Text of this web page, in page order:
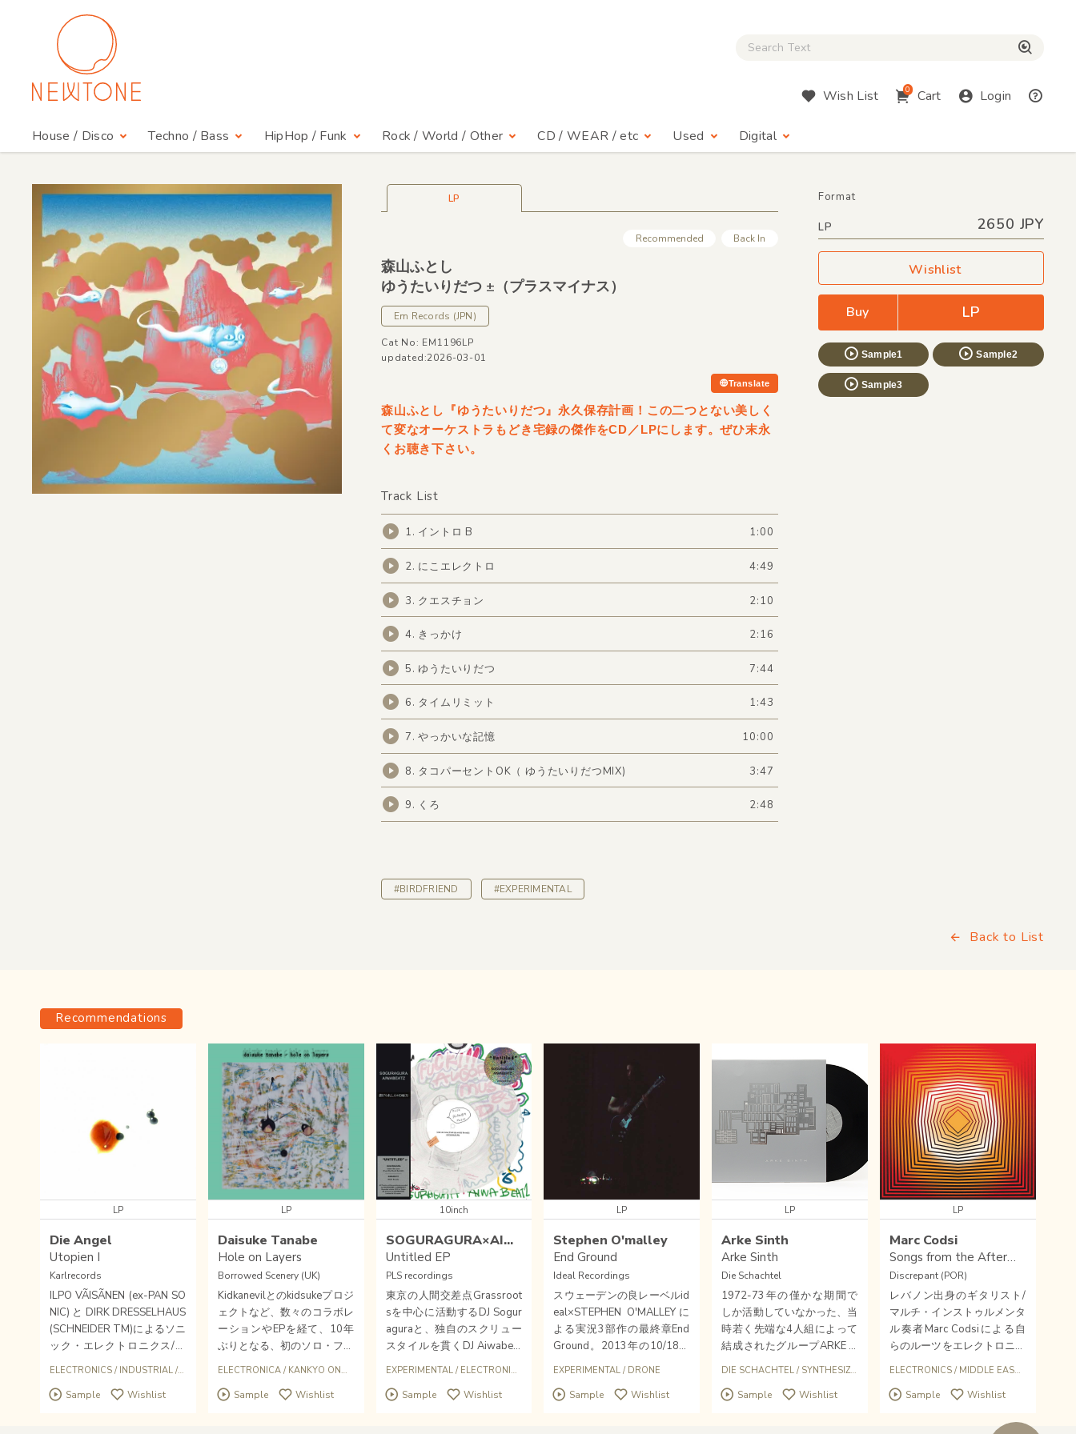
Close Search box
Wish List 0 Cart Login
House / Disco Techno / Bass HipHop / Funk Rock / World / Other CD / WEAR / etc Used Digital
LP
Recommended Back In
森山ふとし
ゆうたいりだつ ±（プラスマイナス）
Em Records (JPN)
Cat No: EM1196LP
updated:2026-03-01
Translate
Format
LP 2650 JPY
Wishlist
Buy LP
Sample1 Sample2
Sample3
森山ふとし『ゆうたいりだつ』永久保存計画！この二つとない美しく
て変なオーケストラもどき宅録の傑作をCD／LPにします。ぜひ末永
くお聴き下さい。
Track List
1. イントロ B 1:00
2. にこエレクトロ 4:49
3. クエスチョン 2:10
4. きっかけ 2:16
5. ゆうたいりだつ 7:44
6. タイムリミット 1:43
7. やっかいな記憶 10:00
8. タコパーセントOK（ ゆうたいりだつMIX) 3:47
9. くろ 2:48
#BIRDFRIEND #EXPERIMENTAL
Back to List
Recommendations
LP
Die Angel
Utopien I
Karlrecords
ILPO VÃISÃNEN (ex-PAN SO
NIC) と DIRK DRESSELHAUS
(SCHNEIDER TM)によるソニ
ック・エレクトロニクス/イ
ンダストリル・デュオdie AN
の新作アルバム「Utopien I」
ELECTRONICS / INDUSTRIAL / EXPERIMENTAL
Sample Wishlist
LP
Daisuke Tanabe
Hole on Layers
Borrowed Scenery (UK)
Kidkanevilとのkidsukeプロジ
ェクトなど、数々のコラボレ
ーションやEPを経て、10年
ぶりとなる、初のソロ・フル
アルバム「Hole on Layers」
されたアルバム「Impulse」
ELECTRONICA/ KANKYO ONGAKU EXPERIMENTAL/DOWNTEMPO
Sample Wishlist
10inch
SOGURAGURA×AIWABEATZ
Untitled EP
PLS recordings
東京の人間交差点Grassroot
sを中心に活動するDJ Sogur
aguraと、独自のスクリュー
スタイルを貫くDJ Aiwabeat
zによる、片面一曲ずつ収録
クリアヴァイナルで遂に登
EXPERIMENTAL/ ELECTRONIC MUSIC /DOWNTEMPO/DOMESTIC
Sample Wishlist
LP
Stephen O'malley
End Ground
Ideal Recordings
スウェーデンの良レーベルid
eal×STEPHEN O'MALLEYに
よる実況3部作の最終章End
Ground。2013年の10/18に
Centre Cultural Suisseで行わ
す。
EXPERIMENTAL / DRONE
Sample Wishlist
LP
Arke Sinth
Arke Sinth
Die Schachtel
1972-73年の僅かな期間で
しか活動していなかった、当
時若く先端な4人組によって
結成されたグループARKE SI
NTHの貴重な録音を〈ARKE
DIE SCHACHTEL / SYNTHESIZER EXPERIMENTAL
Sample Wishlist
LP
Marc Codsi
Songs from the Aftermath
Discrepant (POR)
レバノン出身のギタリスト/
マルチ・インストゥルメンタ
ル奏者Marc Codsiによる自
らのルーツをエレクトロニッ
クに探求するかのようなユニ
夢的アラビック・シンセサイ
pantからの2023年リリース
ELECTRONICS / MIDDLE EAST
Sample Wishlist